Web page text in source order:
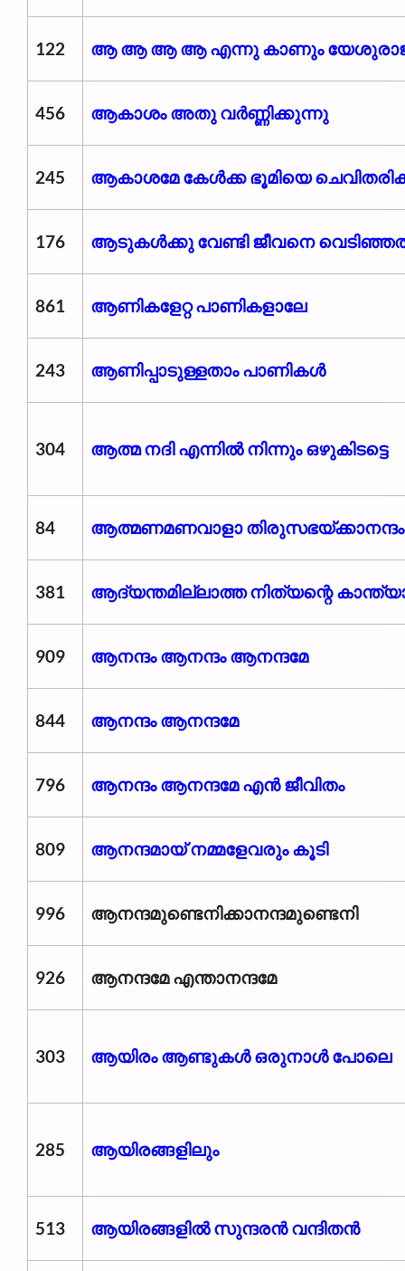
122 ആ ആ ആ ആ എന്നു കാണും
456 ആകാശം അതു വർണ്ണിക്കുന്നു
245 ആകാശമേ കേൾക്ക ഭൂമിയെ
176 ആടുകൾക്കു വേണ്ടി ജീവനെ
861 ആണികളേറ്റ പാണികളാലേ
243 ആണിപ്പാടുള്ളതാം പാണികൾ
304 ആത്മ നദി എന്നില്‍ നിന്നും ഒഴുകിടട്ടെ
84 ആത്മണമണവാളാ തിരുസഭയ്ക്കാനന്ദം
381 ആദ്യന്തമില്ലാത്ത നിത്യന്റെ
909 ആനന്ദം ആനന്ദം ആനന്ദമേ
844 ആനന്ദം ആനന്ദമേ
796 ആനന്ദം ആനന്ദമേ എൻ ജീവിതം
809 ആനന്ദമായ് നമ്മളേവരും കൂടി
996 ആനന്ദമുണ്ടെനിക്കാനന്ദമുണ്ടെനി
926 ആനന്ദമേ എന്താനന്ദമേ
303 ആയിരം ആണ്ടുകള്‍ ഒരുനാള്‍ പോലെ
285 ആയിരങ്ങളിലും
513 ആയിരങ്ങളിൽ സുന്ദരൻ വന്ദിതൻ